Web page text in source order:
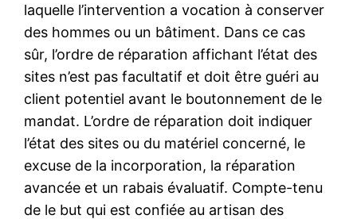
laquelle l’intervention a vocation à conserver
des hommes ou un bâtiment. Dans ce cas
sûr, l’ordre de réparation affichant l’état des
sites n’est pas facultatif et doit être guéri au
client potentiel avant le boutonnement de le
mandat. L’ordre de réparation doit indiquer
l’état des sites ou du matériel concerné, le
excuse de la incorporation, la réparation
avancée et un rabais évaluatif. Compte-tenu
de le but qui est confiée au artisan des